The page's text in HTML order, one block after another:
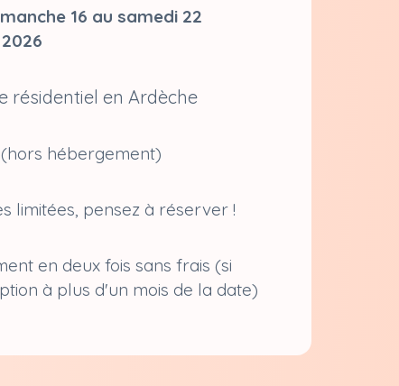
16 au samedi 22
résidentiel en Ardèche
hébergement)
limitées, pensez à réserver !
en deux fois sans frais (si
à plus d'un mois de la date)